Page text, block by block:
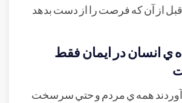
از آن که فرصت را از دست بدهد
ي انسان در ايمان فقط
آوردند همه ي مردم و حتي سرسخت